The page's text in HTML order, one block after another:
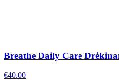
Breathe Daily Care
€40.00